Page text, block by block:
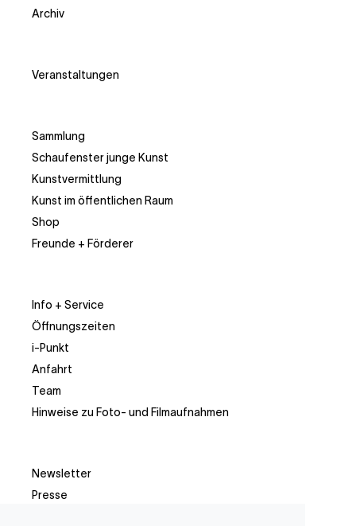
Archiv
Veranstaltungen
Sammlung
Schaufenster junge Kunst
Kunstvermittlung
Kunst im öffentlichen Raum
Shop
Freunde + Förderer
Info + Service
Öffnungszeiten
i-Punkt
Anfahrt
Team
Hinweise zu Foto- und Filmaufnahmen
Newsletter
Presse